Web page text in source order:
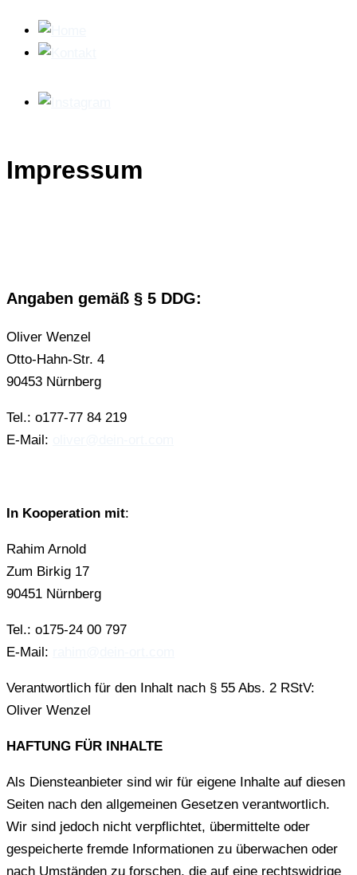
Impressum
Angaben gemäß § 5 DDG:
Oliver Wenzel
Otto-Hahn-Str. 4
90453 Nürnberg
Tel.: o177-77 84 219
E-Mail:
In Kooperation mit:
Rahim Arnold
Zum Birkig 17
90451 Nürnberg
Tel.: o175-24 00 797
E-Mail:
Verantwortlich für den Inhalt nach § 55 Abs. 2 RStV:
Oliver Wenzel
HAFTUNG FÜR INHALTE
Als Diensteanbieter sind wir für eigene Inhalte auf diesen
Seiten nach den allgemeinen Gesetzen verantwortlich.
Wir sind jedoch nicht verpflichtet, übermittelte oder
gespeicherte fremde Informationen zu überwachen oder
nach Umständen zu forschen, die auf eine rechtswidrige